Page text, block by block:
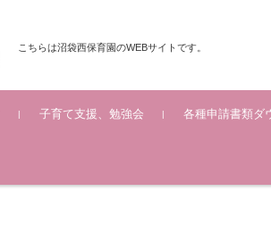
こちらは沼袋西保育園のWEBサイトです。
子育て支援、勉強会 各種申請書類ダ